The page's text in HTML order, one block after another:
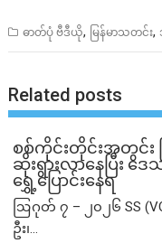
ဓာတ်ပုံ ဗီဒီယို, မြန်မာသတင်း,
Related posts
စစ်ကိုင်းတိုင်းအတွင်း
ဆိုးရွားလာနေပြီး ဒေ
ရွှေ့ပြောင်းနေရ
ဩဂုတ် ၇ – ၂၀၂၆ SS
ဦး၊...